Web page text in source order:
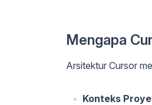
Mengapa
Arsitektur Cursor
Konteks